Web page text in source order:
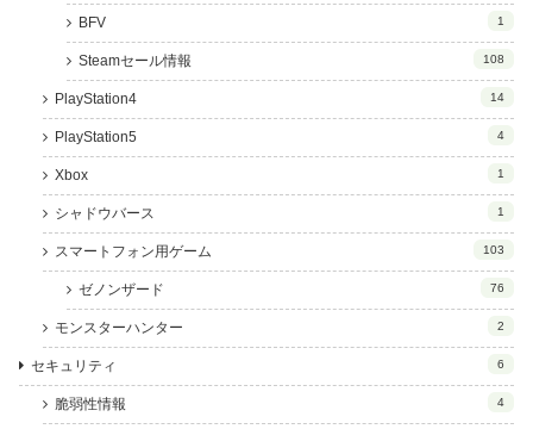
BFV 1
Steamセール情報 108
PlayStation4 14
PlayStation5 4
Xbox 1
シャドウバース 1
スマートフォン用ゲーム 103
ゼノンザード 76
モンスターハンター 2
セキュリティ 6
脆弱性情報 4